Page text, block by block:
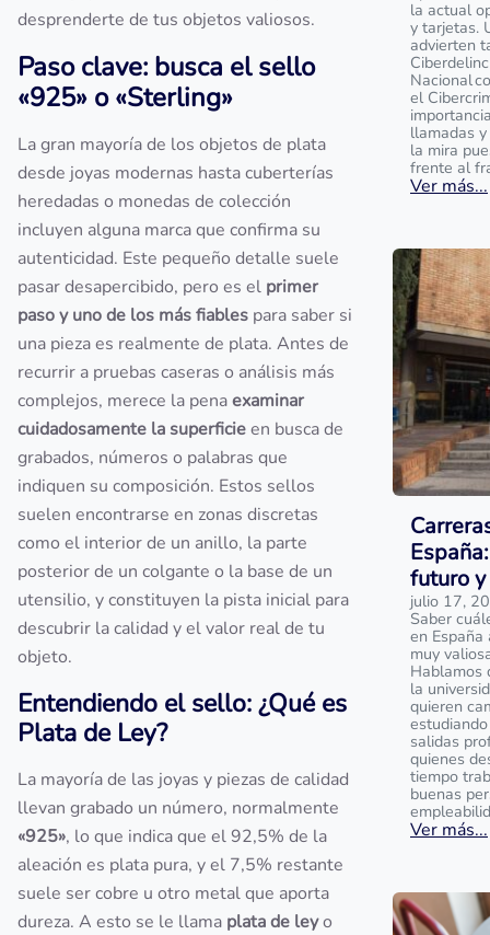
desprenderte de tus objetos valiosos.
Paso clave: busca el sello
«925» o «Sterling»
La gran mayoría de los objetos de plata
desde joyas modernas hasta cuberterías
heredadas o monedas de colección
incluyen alguna marca que confirma su
autenticidad. Este pequeño detalle suele
pasar desapercibido, pero es el primer
paso y uno de los más fiables para saber si
una pieza es realmente de plata. Antes de
recurrir a pruebas caseras o análisis más
complejos, merece la penaexaminar
cuidadosamente la superficieen busca de
grabados, números o palabras que
indiquen su composición. Estos sellos
suelen encontrarse en zonas discretas
como el interior de un anillo, la parte
posterior de un colgante o la base de un
utensilio, y constituyen la pista inicial para
descubrir la calidad y el valor real de tu
objeto.
Entendiendo el sello: ¿Qué es
Plata de Ley?
La mayoría de las joyas y piezas de calidad
llevan grabado un número, normalmente
«925», lo que indica que el 92,5% de la
aleación es plata pura, y el 7,5% restante
suele ser cobre u otro metal que aporta
dureza. A esto se le llama plata de leyo
la actual
y tarjetas.
advierten
Nacional
el
llamadas
la mira
frente al
Ver más...
futuro
julio 17,
Saber
en
muy
Hablamos
la
quieren
salidas
quienes
tiempo
buenas
Ver más...